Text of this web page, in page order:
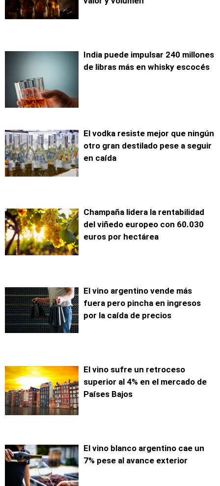
India puede impulsar 240 millones
de libras más en whisky escocés
El vodka resiste mejor que ningún
otro gran destilado pese a seguir
en caída
Champaña lidera la rentabilidad
del viñedo europeo con 60.030
euros por hectárea
El vino argentino vende más
fuera pero pincha en ingresos
por la caída de precios
El vino sufre un retroceso
superior al 4% en el mercado de
Países Bajos
El vino blanco argentino cae un
7% pese al avance exterior